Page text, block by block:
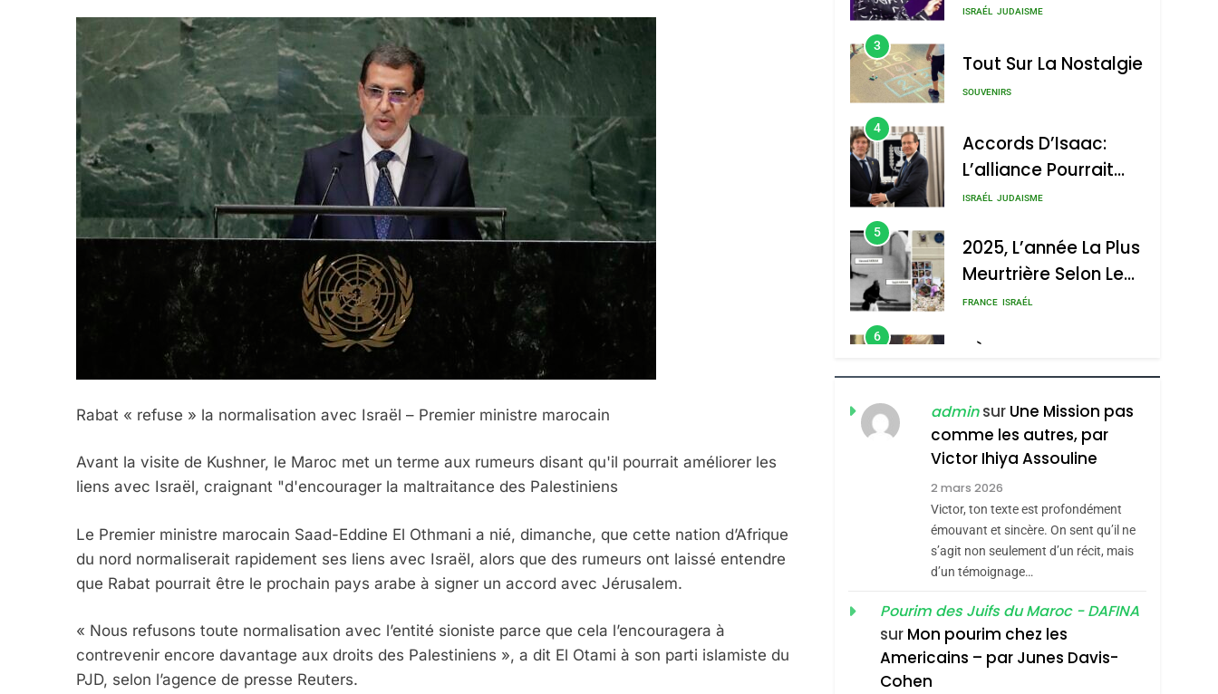
Rabat « refuse » la normalisation avec Israël – Premier ministre marocain
Avant la visite de Kushner, le Maroc met un terme aux rumeurs disant qu'il pourrait améliorer les
liens avec Israël, craignant "d'encourager la maltraitance des Palestiniens
Le Premier ministre marocain Saad-Eddine El Othmani a nié, dimanche, que cette nation d’Afrique
du nord normaliserait rapidement ses liens avec Israël, alors que des rumeurs ont laissé entendre
que Rabat pourrait être le prochain pays arabe à signer un accord avec Jérusalem.
« Nous refusons toute normalisation avec l’entité sioniste parce que cela l’encouragera à
contrevenir encore davantage aux droits des Palestiniens », a dit El Otami à son parti islamiste du
PJD, selon l’agence de presse Reuters.
Nouvelle Chanson De
ISRAÉL JUDAISME
3
Tout Sur La Nostalgie
SOUVENIRS
4
Accords D’Isaac:
L’alliance Pourrait
S’étendre À 13 Pays
ISRAÉL JUDAISME
5
2025, L’année La Plus
Meurtrière Selon Le
Rapport D’ADL
FRANCE ISRAÉL
6
FIÈRE, DIGNE ET
RÉSILIENTE :
POURQUOI JE
REVENDIQUE MA
JUDAÏTE Par Thérèse
Zrihen-Dvir
ISRAÉL JUDAISME
CE QUI NOUS
MANQUE – Jacques
Hadida
JUDAISME
Maroc : Les Amandes
De Tafraout, Le Miel
De Tadla Azilal
Consacrés Produits
Du Terroir
DAFINA MAROC
Oeil Ravageur –
adminsur Une Mission pas
comme les autres, par
Victor Ihiya Assouline
2 mars 2026
Victor, ton texte est profondément
émouvant et sincère. On sent qu’il ne
s’agit non seulement d’un récit, mais
d’un témoignage…
Pourim des Juifs du Maroc - DAFINA
sur Mon pourim chez les
Americains – par Junes Davis-
Cohen